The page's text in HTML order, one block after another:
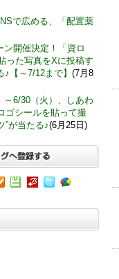
で広める、「配置薬
開催決定！「資ロ
った写真をXに投稿す
【～7/12まで】 (7月8
～6/30（火）、しあわ
ゴシールを貼って撮
”が当たる♪(6月25日)